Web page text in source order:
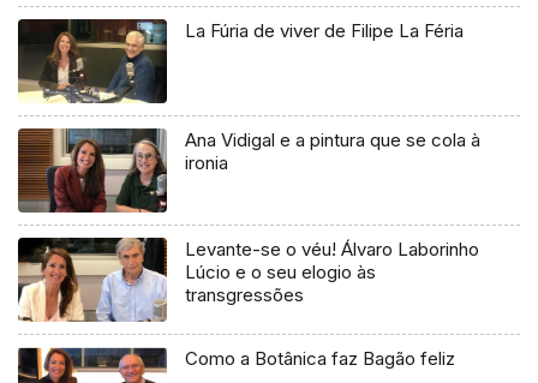
La Fúria de viver de Filipe La Féria
Ana Vidigal e a pintura que se cola à
ironia
Levante-se o véu! Álvaro Laborinho
Lúcio e o seu elogio às
transgressões
Como a Botânica faz Bagão feliz